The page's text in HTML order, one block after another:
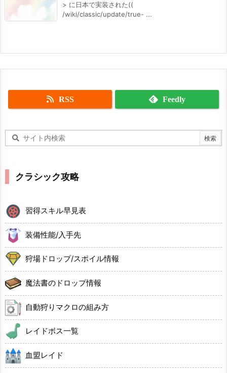
> に日本で実装された((
/wiki/classic/update/true- ...
RSS Feedly
クラシック攻略
習得スキル早見表
装備性能/入手先
狩場ドロップ/スポイル情報
魔法書のドロップ情報
自動狩りマクロの組み方
レイドボス一覧
血盟レイド